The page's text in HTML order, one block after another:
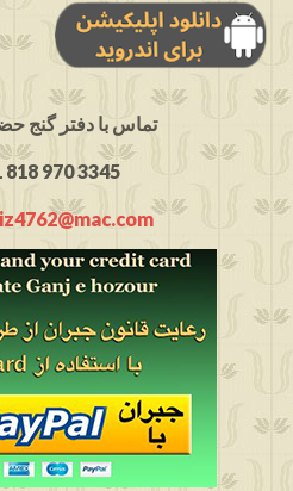
: تماس با دفتر گنج
818 970 3345